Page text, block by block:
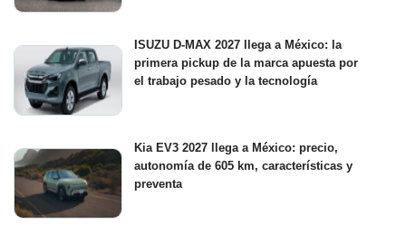
ISUZU D-MAX 2027 llega a México: la
primera pickup de la marca apuesta por
el trabajo pesado y la tecnología
Kia EV3 2027 llega a México: precio,
autonomía de 605 km, características y
preventa